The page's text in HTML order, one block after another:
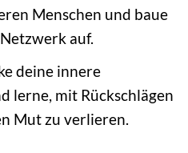
Menschen und baue
auf.
deine innere
lerne, mit Rückschlägen
Mut zu verlieren.